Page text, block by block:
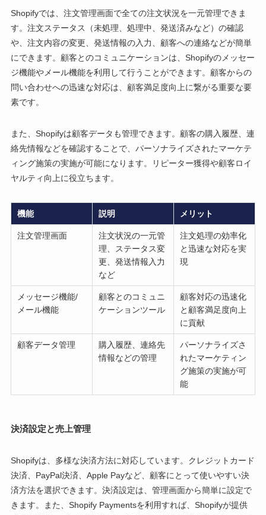
Shopifyでは、注文管理画面で全ての注文状況を一元管理できま
す。注文ステータス（未処理、処理中、発送済みなど）の確認
や、注文内容の変更、発送情報の入力、顧客への連絡などが簡単
にできます。顧客とのコミュニケーションは、Shopifyのメッセー
ジ機能やメール機能を利用して行うことができます。顧客からの
問い合わせへの迅速な対応は、顧客満足度向上に繋がる重要な要
素です。
また、Shopifyは顧客データも管理できます。顧客の購入履歴、連
絡先情報などを確認することで、パーソナライズされたマーケテ
ィング施策の実施が可能になります。リピーター獲得や顧客ロイ
ヤルティ向上に役立ちます。
機能 説明 メリット
注文管理画面
注文状況の一元管
理、ステータス変
更、発送情報入力
など
注文処理の効率化
と迅速な対応を実
現
メッセージ機能/
メール機能
顧客とのコミュニ
ケーションツール
顧客対応の迅速化
と顧客満足度向上
に貢献
顧客データ管理
購入履歴、連絡先
情報などの管理
パーソナライズさ
れたマーケティン
グ施策の実施が可
能
決済設定と売上管理
Shopifyは、多様な決済方法に対応しています。クレジットカード
決済、PayPal決済、Apple Payなど、顧客にとって使いやすい決
済方法を選択できます。決済設定は、管理画面から簡単に設定で
きます。また、Shopify Paymentsを利用すれば、Shopifyが提供